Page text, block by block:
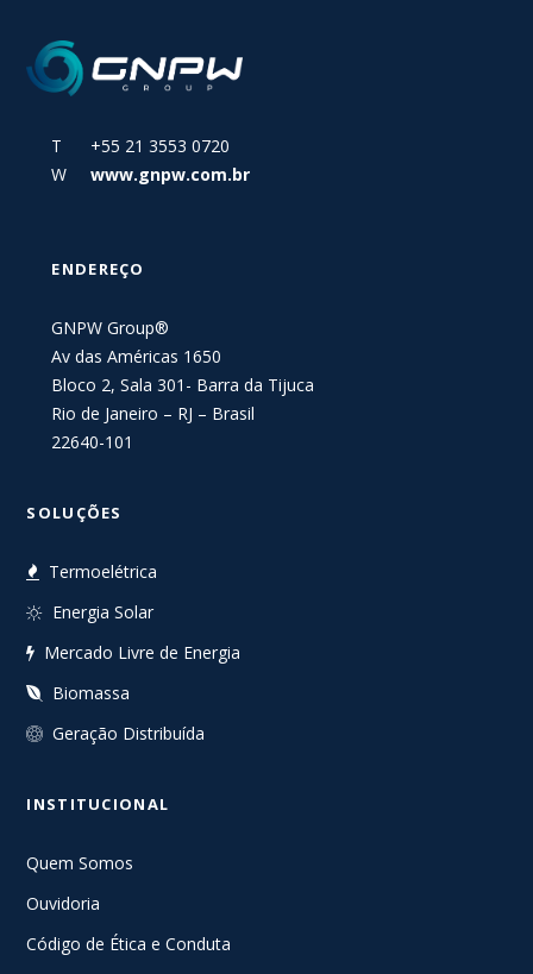
T +55 21 3553 0720
W
www.gnpw.com.br
ENDEREÇO
GNPW Group®
Av das Américas 1650
Bloco 2, Sala 301- Barra da Tijuca
Rio de Janeiro – RJ – Brasil
22640-101
SOLUÇÕES
Termoelétrica
Energia Solar
Mercado Livre de Energia
Biomassa
Geração Distribuída
INSTITUCIONAL
Quem Somos
Ouvidoria
Código de Ética e Conduta